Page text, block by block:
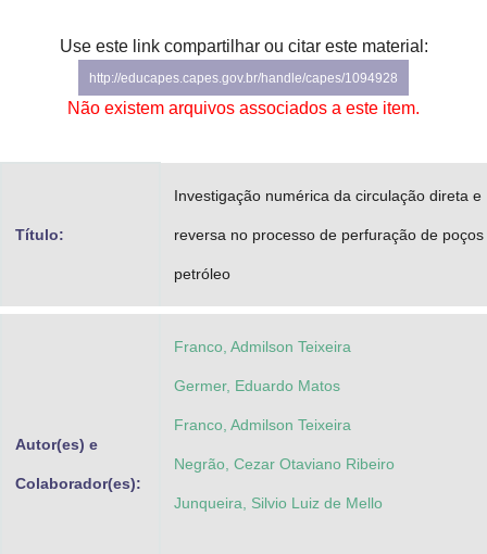
Gabinete de Segurança Institucional
Advocacia-Geral da União
Use este link compartilhar ou citar este material:
http://educapes.capes.gov.br/handle/capes/1094928
Não existem arquivos associados a este item.
Título:
Investigação numérica da circulação direta e
reversa no processo de perfuração de poços
petróleo
Autor(es) e
Colaborador(es):
Franco, Admilson Teixeira
Germer, Eduardo Matos
Franco, Admilson Teixeira
Negrão, Cezar Otaviano Ribeiro
Junqueira, Silvio Luiz de Mello